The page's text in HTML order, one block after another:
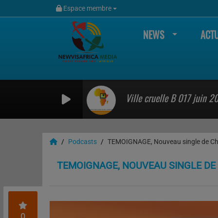
Espace membre
NEWS
Ville cruelle B 017 juin
Podcasts TEMOIGNAGE, Nouveau single de
TEMOIGNAGE, NOUVEAU SINGLE